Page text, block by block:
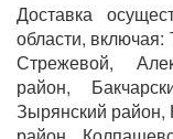
Доставка
области,
Стрежевой,
район,
Зырянский район,